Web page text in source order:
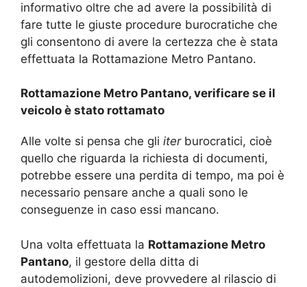
informativo oltre che ad avere la possibilità di
fare tutte le giuste procedure burocratiche che
gli consentono di avere la certezza che è stata
effettuata la Rottamazione Metro Pantano.
Rottamazione Metro Pantano, verificare se il
veicolo è stato rottamato
Alle volte si pensa che gli iterburocratici, cioè
quello che riguarda la richiesta di documenti,
potrebbe essere una perdita di tempo, ma poi è
necessario pensare anche a quali sono le
conseguenze in caso essi mancano.
Una volta effettuata la Rottamazione Metro
Pantano, il gestore della ditta di
autodemolizioni, deve provvedere al rilascio di